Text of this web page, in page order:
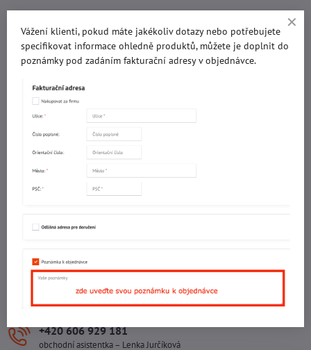
IČO: 60560908
DIČ: CZ5602130809
IČO: 29007356
Sídlo provozovny
Malotova 5264
Areál Svit Zlín
113. budova
760 01 ZLÍN
+420 602 781 706
Ing. Vojtěch Lečbych – ředitel
+420 606 929 181
obchodní asistentka – Lenka Jurčíková
Vážení klienti, pokud máte jakékoliv dotazy nebo potřebujete
specifikovat informace ohledně produktů, můžete je doplnit do
poznámky pod zadáním fakturační adresy v objednávce.